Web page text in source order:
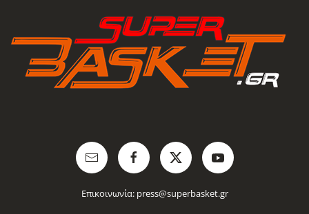
Επικοινωνία: press@superbasket.gr